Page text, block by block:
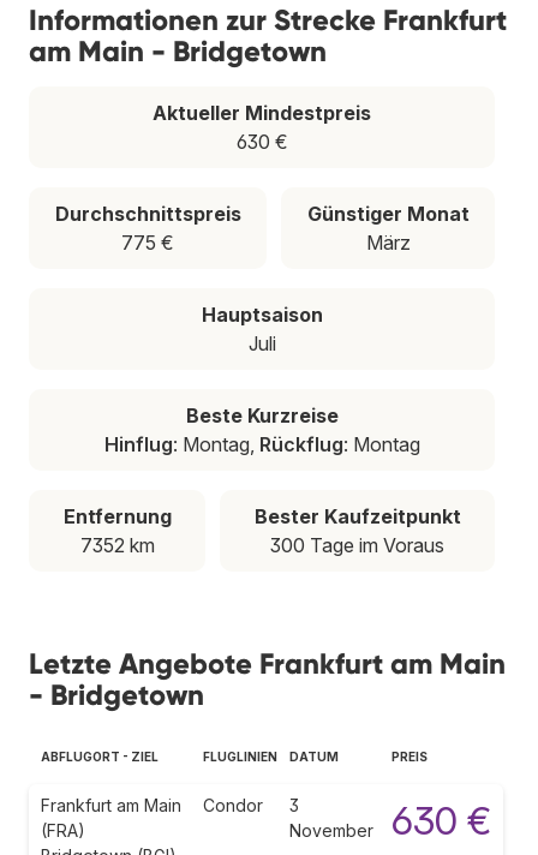
Informationen zur Strecke Frankfurt
am Main - Bridgetown
Aktueller Mindestpreis
630 €
Durchschnittspreis
775 €
Günstiger Monat
März
Hauptsaison
Juli
Beste Kurzreise
Hinflug: Montag, Rückflug: Montag
Entfernung
7352 km
Bester Kaufzeitpunkt
300 Tage im Voraus
Letzte Angebote Frankfurt am Main
- Bridgetown
ABFLUGORT - ZIEL FLUGLINIEN DATUM PREIS
Frankfurt am Main
(FRA)
Condor
3
November
630 €